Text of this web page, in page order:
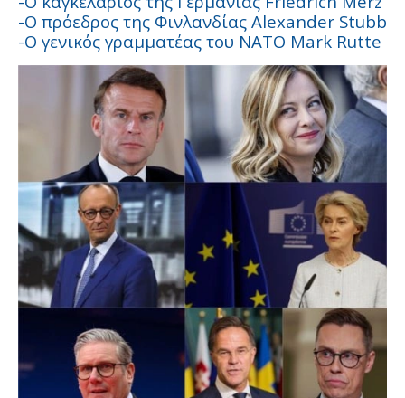
-Ο πρόεδρος της Φινλανδίας Alexander Stubb
-Ο γενικός γραμματέας του ΝΑΤΟ Mark Rutte